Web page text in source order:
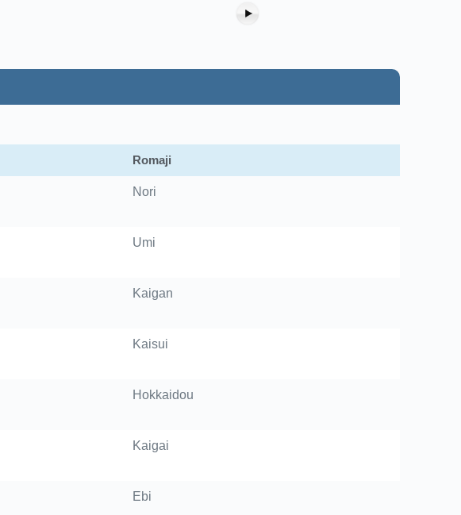
Romaji
Nori
Umi
Kaigan
Kaisui
Hokkaidou
Kaigai
Ebi